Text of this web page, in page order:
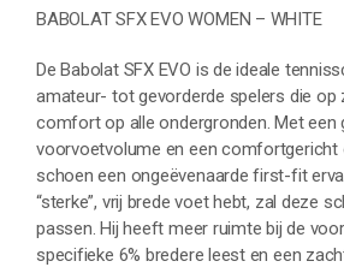
€95.00.€75.95.
BABOLAT SFX EVO WOMEN – WHITE
De Babolat SFX EVO is de ideale
amateur- tot gevorderde spelers die op
comfort op alle ondergronden. Met een
voorvoetvolume en een comfortgericht
schoen een ongeëvenaarde first-fit
“sterke”, vrij brede voet hebt, zal deze
passen. Hij heeft meer ruimte bij de
specifieke 6% bredere leest en een